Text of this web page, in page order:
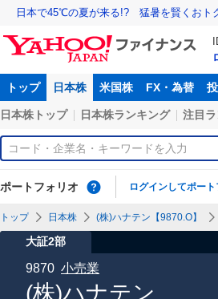
日本で45℃の夏が来る!? 猛暑を賢くおト
トップ 日本株 米国株 FX・為替
日本株トップ 日本株ランキング 注目
ポートフォリオ ログインしてポー
トップ 日本株 (株)ハナテン【9870.O】
大証2部
(株)ハナテン
9870 小売業